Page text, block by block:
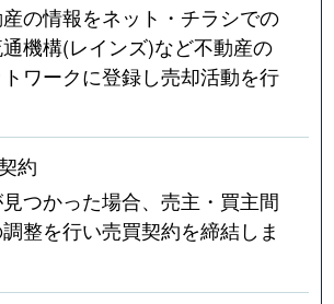
の情報をネット・チラシでの
機構(レインズ)など不動産の
ワークに登録し売却活動を行
約
つかった場合、売主・買主間
整を行い売買契約を締結しま